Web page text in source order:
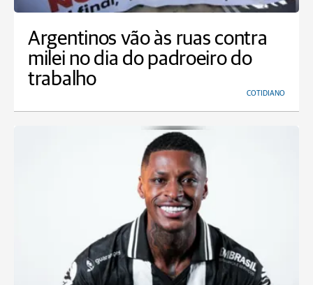
Argentinos vão às ruas contra
milei no dia do padroeiro do
trabalho
COTIDIANO